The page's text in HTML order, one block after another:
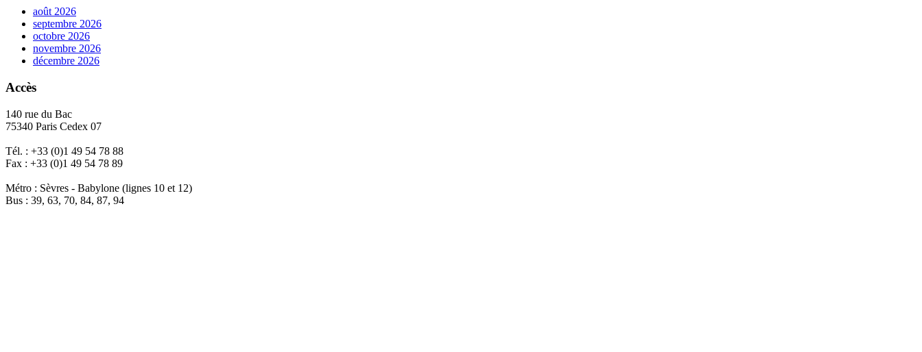
août 2026
septembre 2026
octobre 2026
novembre 2026
décembre 2026
Accès
140 rue du Bac
75340 Paris Cedex 07
Tél. : +33 (0)1 49 54 78 88
Fax : +33 (0)1 49 54 78 89
Métro : Sèvres - Babylone (lignes 10 et 12)
Bus : 39, 63, 70, 84, 87, 94